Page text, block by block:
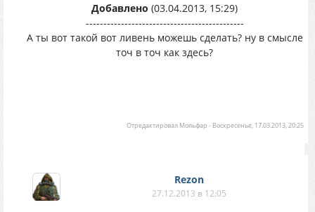
Добавлено (03.04.2013, 15:29)
---------------------------------------------
А ты вот такой вот ливень можешь сделать? ну в смысле
точ в точ как здесь?
Отредактировал Мольфар - Воскресенье, 17.03.2013, 20:25
Rezon
27.12.2013 в 12:05